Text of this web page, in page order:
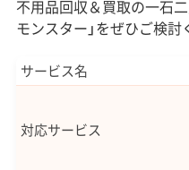
不用品回収＆買取の一石
モンスター」をぜひご検討
サービス名
対応サービス